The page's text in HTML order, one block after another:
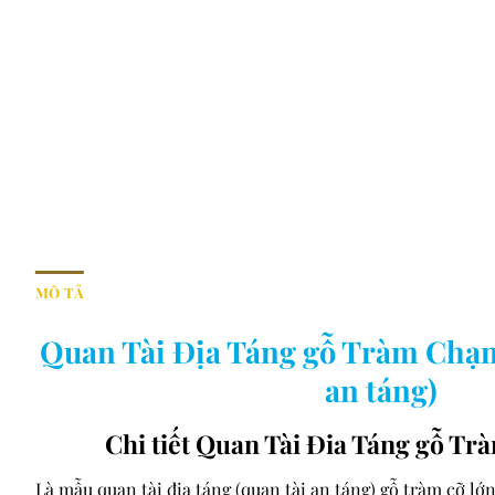
MÔ TẢ
Quan Tài Địa Táng gỗ Tràm
an táng)
Chi tiết Quan Tài Đia Táng gỗ
Là mẫu quan tài địa táng (quan tài an táng) gỗ tràm cỡ